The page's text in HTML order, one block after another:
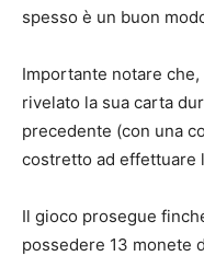
spesso è un buon
Importante notare
rivelato la sua carta
precedente (con una
costretto ad effettuare
Il gioco prosegue
possedere 13 monete